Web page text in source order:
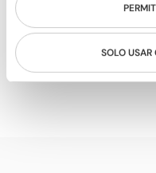
SOLO USAR